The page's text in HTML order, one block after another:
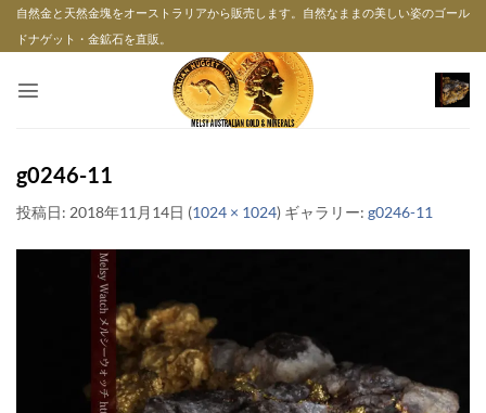
Skip自然金と天然金塊をオーストラリアから販売します。自然なままの美しい姿のゴール
ドナゲット・金鉱石を直販。
g0246-11
投稿日: 2018年11月14日 (1024 × 1024) ギャラリー: g0246-11